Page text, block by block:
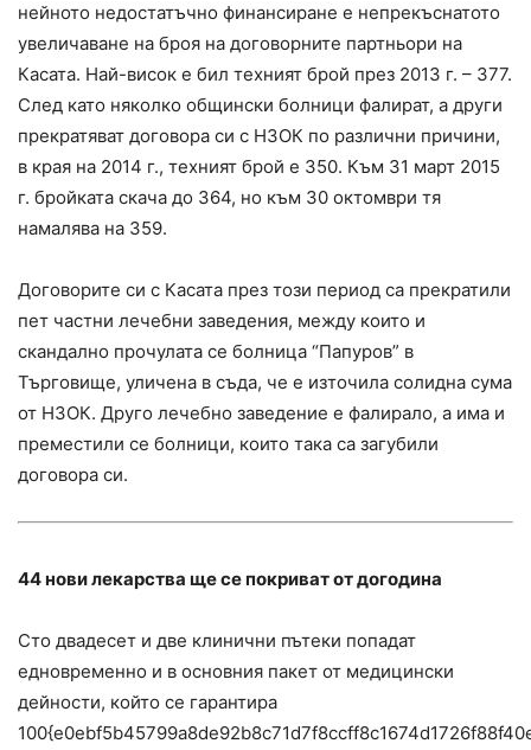
нейното недостатъчно финансиране е непрекъснатото
увеличаване на броя на договорните партньори на
Касата. Най-висок е бил техният брой през 2013 г. – 377.
След като няколко общински болници фалират, а други
прекратяват договора си с НЗОК по различни причини,
в края на 2014 г., техният брой е 350. Към 31 март 2015
г. бройката скача до 364, но към 30 октомври тя
намалява на 359.
Договорите си с Касата през този период са прекратили
пет частни лечебни заведения, между които и
скандално прочулата се болница “Папуров” в
Търговище, уличена в съда, че е източила солидна сума
от НЗОК. Друго лечебно заведение е фалирало, а има и
преместили се болници, които така са загубили
договора си.
44 нови лекарства ще се покриват от догодина
Сто двадесет и две клинични пътеки попадат
едновременно и в основния пакет от медицински
дейности, който се гарантира